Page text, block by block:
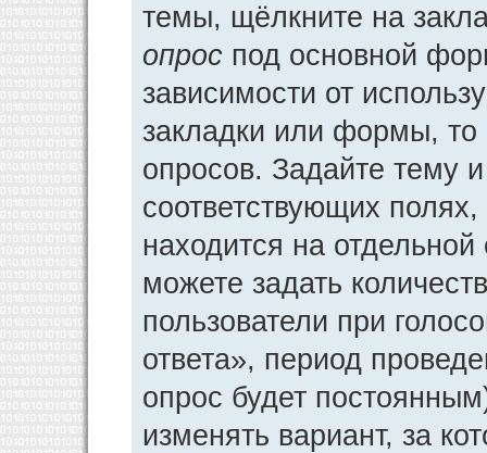
темы, щёлкните на
опрос под основной
зависимости от
закладки или формы, то
опросов. Задайте тему
соответствующих
находится на
можете задать
пользователи при
ответа», период
опрос будет
изменять вариант, за